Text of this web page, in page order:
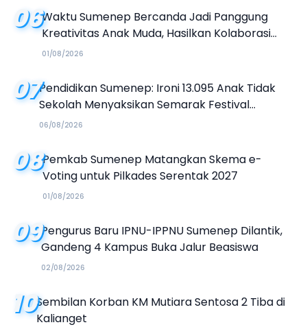
06Waktu Sumenep Bercanda Jadi Panggung
Kreativitas Anak Muda, Hasilkan Kolaborasi
Industri Kreatif
01/08/2026
07Pendidikan Sumenep: Ironi 13.095 Anak Tidak
Sekolah Menyaksikan Semarak Festival
Kalender Event 2026
06/08/2026
08Pemkab Sumenep Matangkan Skema e-
Voting untuk Pilkades Serentak 2027
01/08/2026
09Pengurus Baru IPNU-IPPNU Sumenep Dilantik,
Gandeng 4 Kampus Buka Jalur Beasiswa
02/08/2026
10Sembilan Korban KM Mutiara Sentosa 2 Tiba di
Kalianget